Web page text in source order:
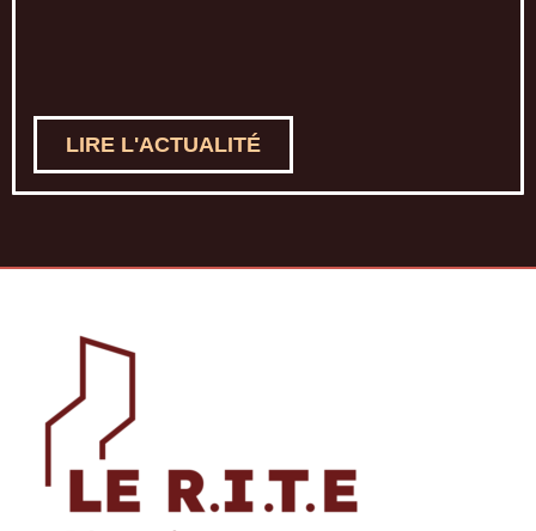
LIRE L'ACTUALITÉ